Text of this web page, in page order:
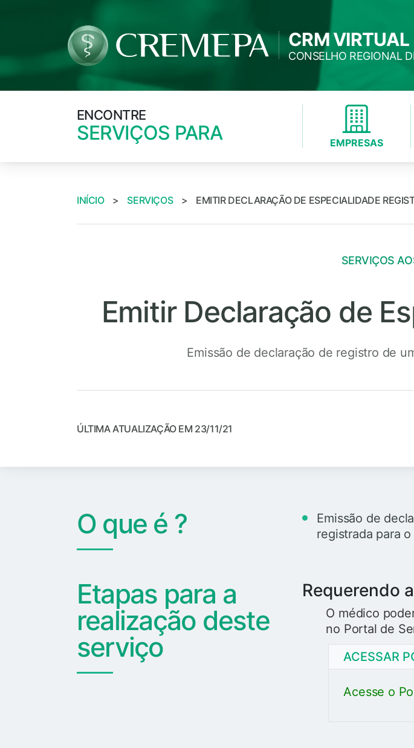
CRM VIRTUAL
CONSELHO REGIONAL
ENCONTRE
SERVIÇOS PARA EMPRESAS
INÍCIO > SERVIÇOS > EMITIR DECLARAÇÃO DE ESPECIALIDADE
SERVIÇOS
Emitir Declaração de
Emissão de declaração de registro de
ÚLTIMA ATUALIZAÇÃO EM 23/11/21
O que é ?
Emissão de
registrada para
Etapas para a
realização deste
serviço
Requerendo
O médico
no Portal de
ACESSAR
Acesse o